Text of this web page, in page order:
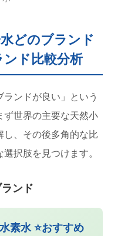
どのブランド
ド比較分析
ランドが良い」という
世界の主要な天然小
、その後多角的な比
択肢を見つけます。
ンド
素水 ⭐おすすめ